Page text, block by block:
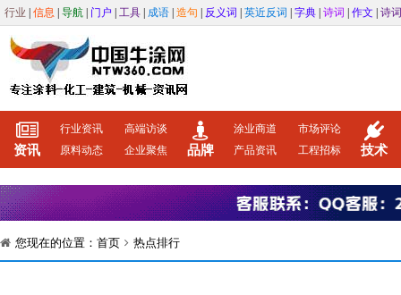
行业 信息 导航 门户 工具 成语 造句 反义词 英近反词 字典 诗词 作文 诗词
资讯
行业资讯
高端访谈
原料动态
企业聚焦 品牌
涂业商道
市场评论
产品资讯
工程招标 技术
您现在的位置： 首页 热点排行